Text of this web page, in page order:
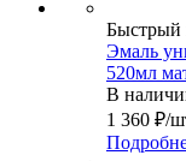
Быстрый
Эмаль
520мл
В
1 360 ₽/